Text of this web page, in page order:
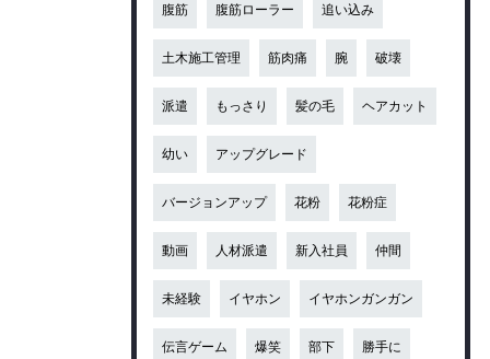
腹筋 腹筋ローラー 追い込み
土木施工管理 筋肉痛 腕 破壊
派遣 もっさり 髪の毛 ヘアカット
幼い アップグレード
バージョンアップ 花粉 花粉症
動画 人材派遣 新入社員 仲間
未経験 イヤホン イヤホンガンガン
伝言ゲーム 爆笑 部下 勝手に